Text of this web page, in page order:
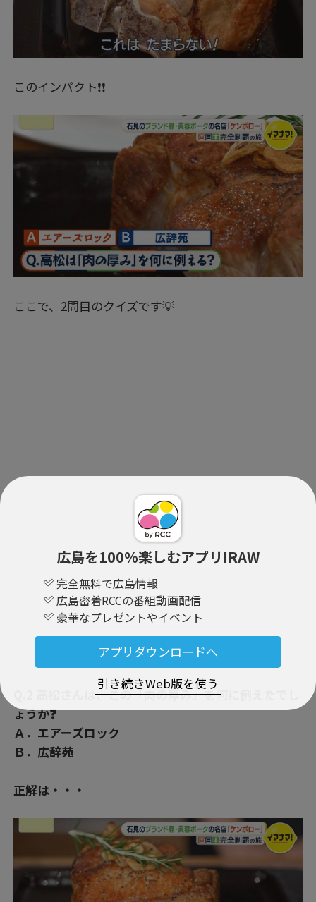
広島を100％楽しむアプリIRAW
完全無料で広島情報
広島密着RCCの番組動画配信
豪華なプレゼントやイベント
アプリダウンロードへ
引き続きWeb版を使う
このインパクト❗❗
ここで、2問目のクイズです💡
Q.2 高松さんは、この「肉の厚み」を何に例えたでし
ょうか❓
Ａ．エアーズロック
Ｂ．広辞苑
正解は・・・